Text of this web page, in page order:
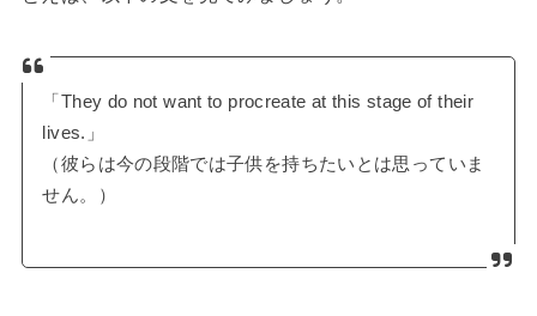
「They do not want to procreate at this stage of their
lives.」
（彼らは今の段階では子供を持ちたいとは思っていま
せん。）